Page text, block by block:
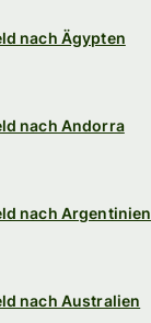
nach Ägypten
nach Andorra
nach Argentinien
nach Australien